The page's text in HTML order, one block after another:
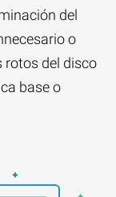
del
o
rotos del disco
base o